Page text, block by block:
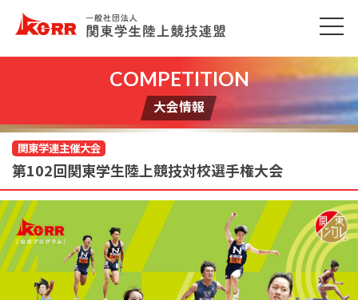
大会情報
関東学連主催大会
第102回関東学生陸上競技対校選手権大会